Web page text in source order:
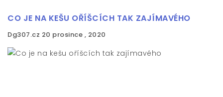
CO JE NA KEŠU OŘÍŠCÍCH TAK ZAJÍMAVÉHO
Dg307.cz 20 prosince , 2020